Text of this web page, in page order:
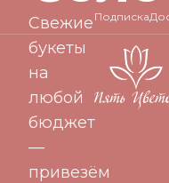
Подписка
Свежие
букеты
на
любой
бюджет
—
привезём